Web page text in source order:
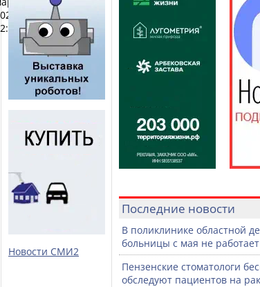
Новости СМИ2
Последние новости
В поликлинике областной
больницы с мая не
Пензенские стоматологи
обследуют пациентов на рак